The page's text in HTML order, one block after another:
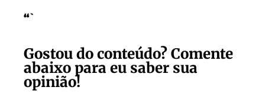
“`
Gostou do conteúdo? Comente
abaixo para eu saber sua
opinião!